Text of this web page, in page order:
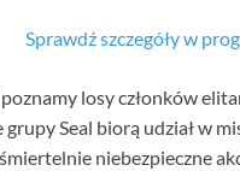
Sprawdź szczegóły w
poznamy losy członków
Seal biorą udział w
niebezpieczne